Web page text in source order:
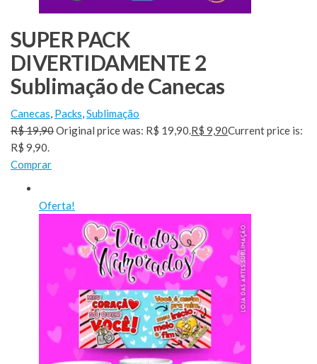
SUPER PACK
DIVERTIDAMENTE 2
Sublimação de Canecas
Canecas, Packs,Sublimação
R$ 19,90Original price was: R$ 19,90.R$ 9,90Current price is:
R$ 9,90.
Comprar
Oferta!